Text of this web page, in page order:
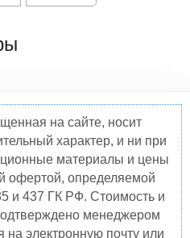
на сайте, носит
характер, и ни при
материалы и цены
офертой, определяемой
и 437 ГК РФ. Стоимость и
менеджером
электронную почту или